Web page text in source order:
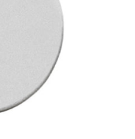
PLATED BRASS
zu sehen